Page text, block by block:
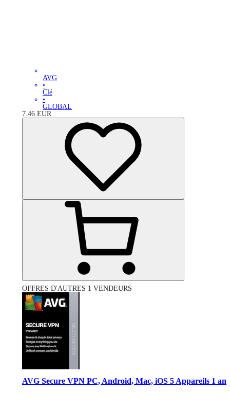
AVG
•
Clé
•
GLOBAL
7.46 EUR
OFFRES D'AUTRES 1 VENDEURS
AVG Secure VPN PC, Android, Mac, iOS 5 Appareils 1 an